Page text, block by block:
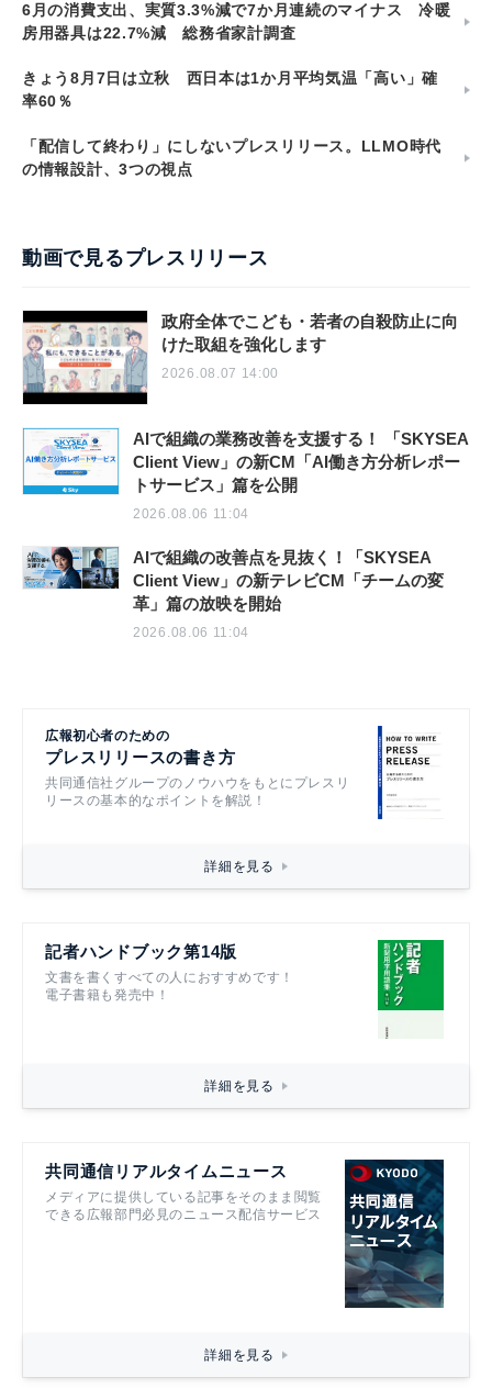
6月の消費支出、実質3.3%減で7か月連続のマイナス 冷暖
房用器具は22.7%減 総務省家計調査
きょう8月7日は立秋 西日本は1か月平均気温「高い」確
率60％
「配信して終わり」にしないプレスリリース。LLMO時代
の情報設計、3つの視点
動画で見るプレスリリース
政府全体でこども・若者の自殺防止に向
けた取組を強化します
2026.08.07 14:00
AIで組織の業務改善を支援する！ 「SKYSEA
Client View」の新CM「AI働き方分析レポー
トサービス」篇を公開
2026.08.06 11:04
AIで組織の改善点を見抜く！「SKYSEA
Client View」の新テレビCM「チームの変
革」篇の放映を開始
2026.08.06 11:04
広報初心者のための
プレスリリースの書き方
共同通信社グループのノウハウをもとにプレスリ
リースの基本的なポイントを解説！
詳細を見る
記者ハンドブック第14版
文書を書くすべての人におすすめです！
電子書籍も発売中！
詳細を見る
共同通信リアルタイムニュース
メディアに提供している記事をそのまま閲覧
できる広報部門必見のニュース配信サービス
詳細を見る